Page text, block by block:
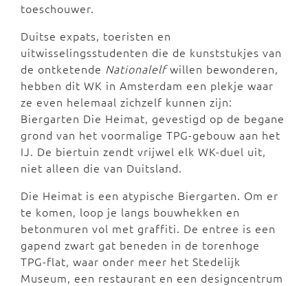
toeschouwer.
Duitse expats, toeristen en
uitwisselingsstudenten die de kunststukjes van
de ontketende Nationalelfwillen bewonderen,
hebben dit WK in Amsterdam een plekje waar
ze even helemaal zichzelf kunnen zijn:
Biergarten Die Heimat, gevestigd op de begane
grond van het voormalige TPG-gebouw aan het
IJ. De biertuin zendt vrijwel elk WK-duel uit,
niet alleen die van Duitsland.
Die Heimat is een atypische Biergarten. Om er
te komen, loop je langs bouwhekken en
betonmuren vol met graffiti. De entree is een
gapend zwart gat beneden in de torenhoge
TPG-flat, waar onder meer het Stedelijk
Museum, een restaurant en een designcentrum